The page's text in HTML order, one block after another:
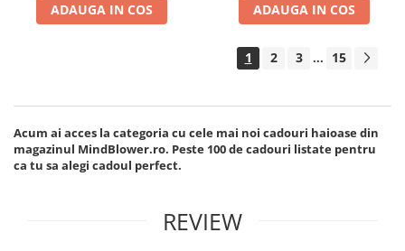
ADAUGA IN COS ADAUGA IN COS
1 2 3 ... 15
Acum ai acces la categoria cu cele mai noi cadouri haioase din
magazinul MindBlower.ro. Peste 100 de cadouri listate pentru
ca tu sa alegi cadoul perfect.
REVIEW